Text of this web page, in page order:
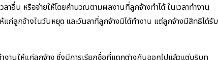
ลาอื่น หรือจ่ายให้โดยคำนวณตามผลงานที่ลูกจ้างทำได้ ในเวลาทำงาน
ก่ลูกจ้างในวันหยุด และวันลาที่ลูกจ้างมิได้ทำงาน แต่ลูกจ้างมีสิทธิได้รับ
งานให้แก่ลูกจ้าง ซึ่งมีการเรียกชื่อที่แตกต่างกันออกไปแล้วแต่บริบท